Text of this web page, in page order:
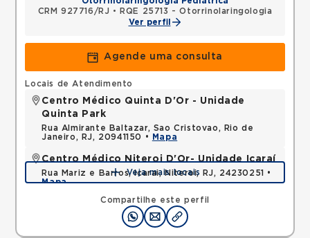
CRM 927716/RJ •
RQE 25713 - Otorrinolaringologia
Ver perfil
Agende uma consulta
Compartilhe este perfil
Locais de Atendimento
Centro Médico Quinta D'Or - Unidade
Quinta Park
Rua Almirante Baltazar, Sao Cristovao, Rio de
Janeiro, RJ, 20941150 •
Mapa
Centro Médico Niteroi D'Or- Unidade Icaraí
Rua Mariz e Barros, Icarai, Niteroi, RJ, 24230251 •
Mapa
Veja mais locais